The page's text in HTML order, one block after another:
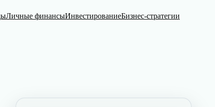
Личные финансыИнвестированиеБизнес-стратегии